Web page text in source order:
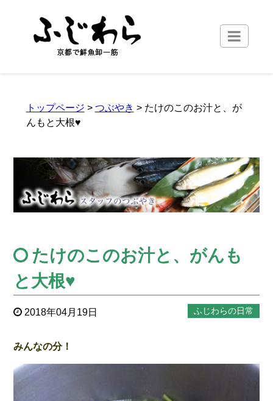
トップページ > つぶやき > たけのこのお汁と、が
んもと大根♥
たけのこのお汁と、がんも
と大根♥
2018年04月19日 ふじわらの日常
みんなの分！